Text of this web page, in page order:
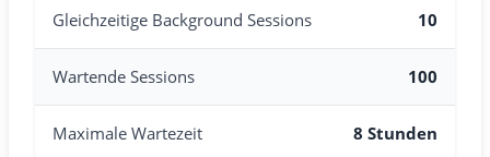
Gleichzeitige Background Sessions 10
Wartende Sessions 100
Maximale Wartezeit 8 Stunden